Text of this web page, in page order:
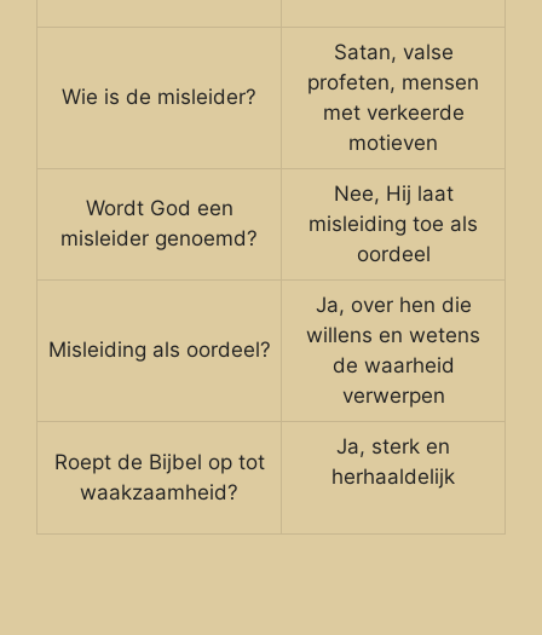
Wie is de misleider?
Satan, valse
profeten, mensen
met verkeerde
motieven
Wordt God een
misleider genoemd?
Nee, Hij laat
misleiding toe als
oordeel
Misleiding als oordeel?
Ja, over hen die
willens en wetens
de waarheid
verwerpen
Roept de Bijbel op tot
waakzaamheid?
Ja, sterk en
herhaaldelijk